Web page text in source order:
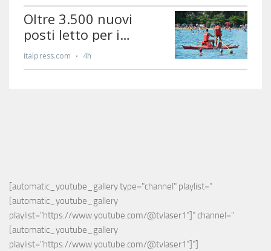
[automatic_youtube_gallery type="channel" playlist="
[automatic_youtube_gallery
playlist="https://www.youtube.com/@tvlaser1"]" channel="
[automatic_youtube_gallery
playlist="https://www.youtube.com/@tvlaser1"]"]